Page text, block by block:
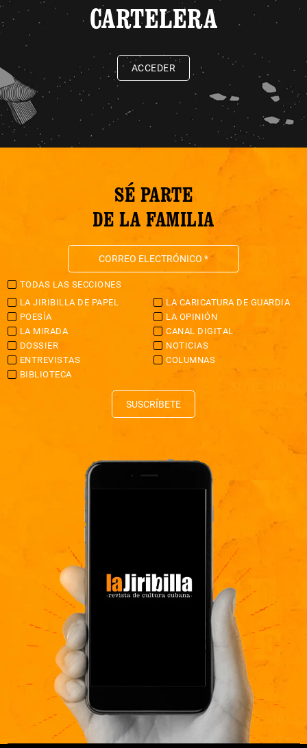
CARTELERA
ACCEDER
SÉ PARTE
DE LA FAMILIA
TODAS LAS SECCIONES
LA JIRIBILLA DE PAPEL
LA CARICATURA DE GUARDIA
POESÍA
LA OPINIÓN
LA MIRADA
CANAL DIGITAL
DOSSIER
NOTICIAS
ENTREVISTAS
COLUMNAS
BIBLIOTECA
SUSCRÍBETE